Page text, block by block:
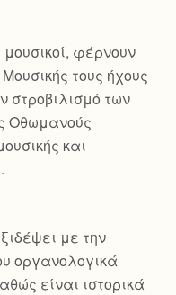
φέρνουν
τους ήχους
στροβιλισμό των
Οθωμανούς
και
με την
οργανολογικά
είναι ιστορικά